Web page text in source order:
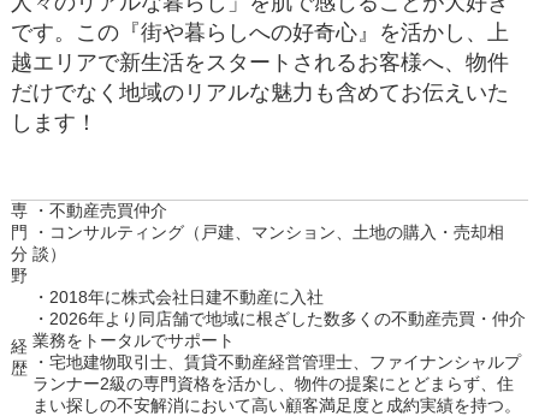
です。この『街や暮らしへの好奇心』を活かし、上
越エリアで新生活をスタートされるお客様へ、物件
だけでなく地域のリアルな魅力も含めてお伝えいた
します！
専
門
分
野
・不動産売買仲介
・コンサルティング（戸建、マンション、土地の購入・売却相
談）
経
歴
・2018年に株式会社日建不動産に入社
・2026年より同店舗で地域に根ざした数多くの不動産売買・仲介
業務をトータルでサポート
・宅地建物取引士、賃貸不動産経営管理士、ファイナンシャルプ
ランナー2級の専門資格を活かし、物件の提案にとどまらず、住
まい探しの不安解消において高い顧客満足度と成約実績を持つ。